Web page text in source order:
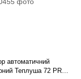
автоматичний
Теплуша 72 PRO